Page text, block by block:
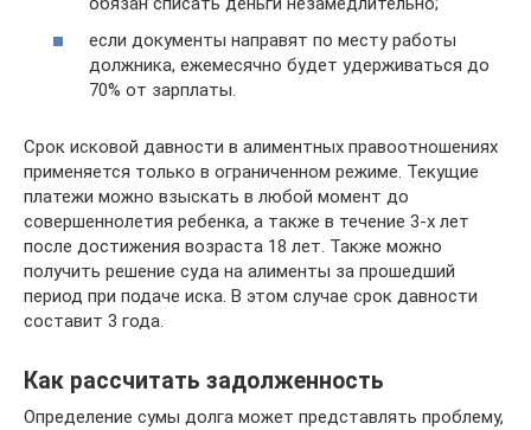
если документы направят по месту работы
должника, ежемесячно будет удерживаться до
70% от зарплаты.
Срок исковой давности в алиментных правоотношениях
применяется только в ограниченном режиме. Текущие
платежи можно взыскать в любой момент до
совершеннолетия ребенка, а также в течение 3-х лет
после достижения возраста 18 лет. Также можно
получить решение суда на алименты за прошедший
период при подаче иска. В этом случае срок давности
составит 3 года.
Как рассчитать задолженность
Определение сумы долга может представлять проблему,